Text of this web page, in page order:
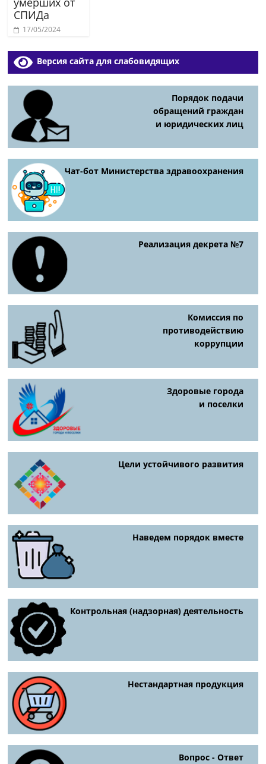
СПИДа
17/05/2024
Версия сайта для слабовидящих
Порядок подачи
обращений граждан
и юридических лиц
Чат-бот Министерства здравоохранения
Реализация декрета №7
Комиссия по
противодействию
коррупции
Здоровые города
и поселки
Цели устойчивого развития
Наведем порядок вместе
Контрольная (надзорная) деятельность
Нестандартная продукция
Вопрос - Ответ